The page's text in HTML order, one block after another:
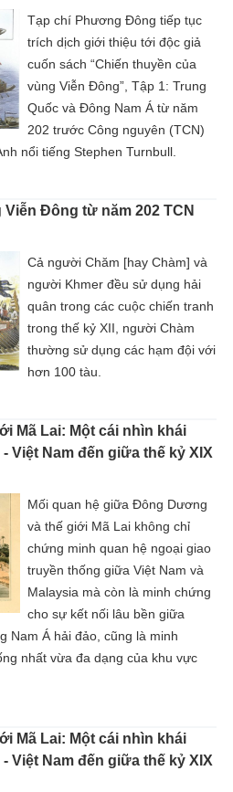
Tạp chí Phương Đông tiếp tục
trích dịch giới thiệu tới độc giả
cuốn sách “Chiến thuyền của
vùng Viễn Đông”, Tập 1: Trung
Quốc và Đông Nam Á từ năm
202 trước Công nguyên (TCN)
nổi tiếng Stephen Turnbull.
Đông từ năm 202 TCN
Cả người Chăm [hay Chàm] và
người Khmer đều sử dụng hải
quân trong các cuộc chiến tranh
trong thế kỷ XII, người Chàm
thường sử dụng các hạm đội với
hơn 100 tàu.
Mã Lai: Một cái nhìn khái
Việt Nam đến giữa thế kỷ XIX
Mối quan hệ giữa Đông Dương
và thế giới Mã Lai không chỉ
chứng minh quan hệ ngoại giao
truyền thống giữa Việt Nam và
Malaysia mà còn là minh chứng
cho sự kết nối lâu bền giữa
Nam Á hải đảo, cũng là minh
nhất vừa đa dạng của khu vực
Mã Lai: Một cái nhìn khái
Việt Nam đến giữa thế kỷ XIX